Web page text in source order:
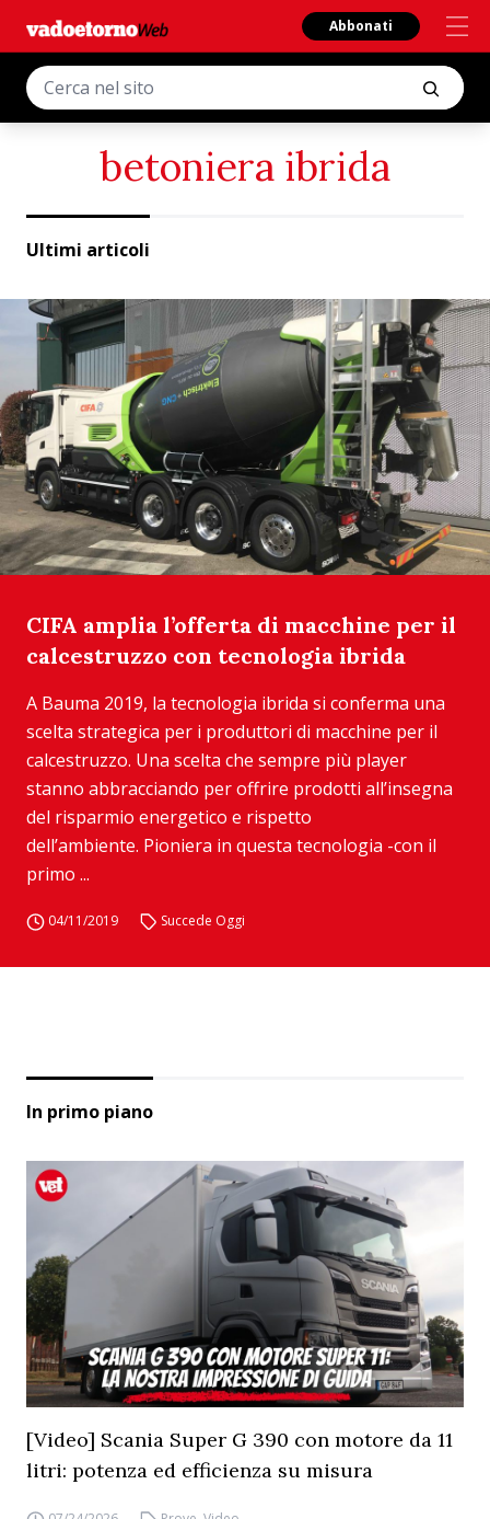
Abbonati
betoniera ibrida
Ultimi articoli
CIFA amplia l’offerta di macchine per il
calcestruzzo con tecnologia ibrida
A Bauma 2019, la tecnologia ibrida si conferma una
scelta strategica per i produttori di macchine per il
calcestruzzo. Una scelta che sempre più player
stanno abbracciando per offrire prodotti all’insegna
del risparmio energetico e rispetto
dell’ambiente. Pioniera in questa tecnologia -con il
primo ...
04/11/2019 Succede Oggi
In primo piano
[Video] Scania Super G 390 con motore da 11
litri: potenza ed efficienza su misura